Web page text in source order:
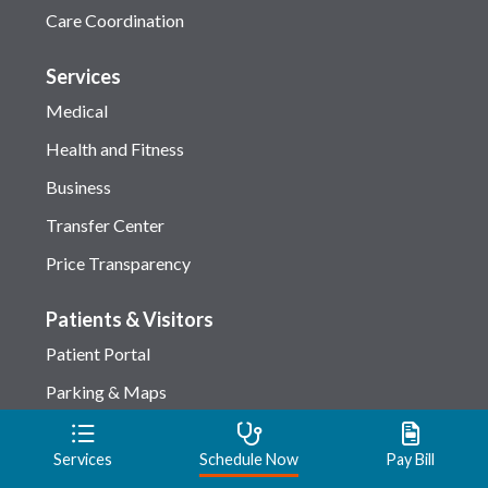
Care Coordination
Services
Medical
Health and Fitness
Business
Transfer Center
Price Transparency
Patients & Visitors
Patient Portal
Parking & Maps
Checking-in
Amenities
Services Schedule Now Pay Bill